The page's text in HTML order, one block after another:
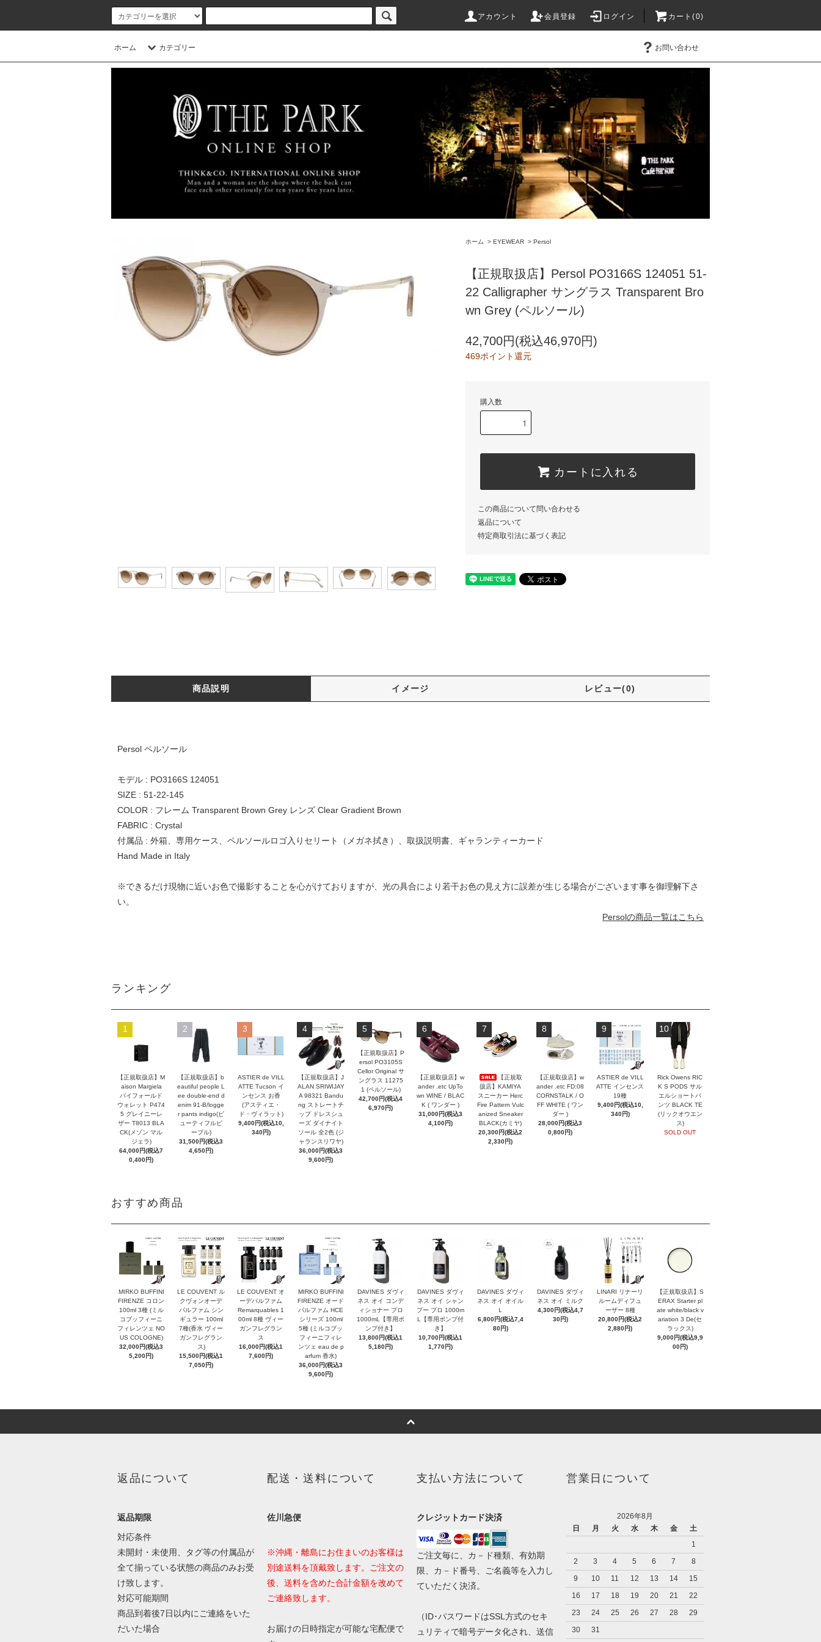
アカウント 会員登録 ログイン カート(0)
ホーム カテゴリー お問い合わせ
ホーム > EYEWEAR > Persol
【正規取扱店】Persol PO3166S 124051 51-
22 Calligrapher サングラス Transparent Bro
wn Grey (ペルソール)
42,700円(税込46,970円)
469ポイント還元
購入数
カートに入れる
この商品について問い合わせる
返品について
特定商取引法に基づく表記
商品説明 イメージ レビュー(0)
Persol ペルソール
モデル : PO3166S 124051
SIZE : 51-22-145
COLOR : フレーム Transparent Brown Grey レンズ Clear Gradient Brown
FABRIC : Crystal
付属品 : 外箱、専用ケース、ペルソールロゴ入りセリート（メガネ拭き）、取扱説明書、ギャランティーカード
Hand Made in Italy
※できるだけ現物に近いお色で撮影することを心がけておりますが、光の具合により若干お色の見え方に誤差が生じる場合がございます事を御理解下さ
い。
Persolの商品一覧はこちら
ランキング
1
【正規取扱店】M
aison Margiela
バイフォールド
ウォレット P474
5 グレイニーレ
ザー T8013 BLA
CK(メゾン マル
ジェラ)
64,000円(税込7
0,400円)
2
【正規取扱店】b
eautiful people L
ee double-end d
enim 91-B/logge
r pants indigo(ビ
ューティフルピ
ープル)
31,500円(税込3
4,650円)
3
ASTIER de VILL
ATTE Tucson イ
ンセンス お香
(アスティエ・
ド・ヴィラット)
9,400円(税込10,
340円)
4
【正規取扱店】J
ALAN SRIWIJAY
A 98321 Bandu
ng ストレートチ
ップ ドレスシュ
ーズ ダイナイト
ソール 全2色 (ジ
ャランスリワヤ)
36,000円(税込3
9,600円)
5
【正規取扱店】P
ersol PO3105S
Cellor Original サ
ングラス 11275
1 (ペルソール)
42,700円(税込4
6,970円)
6
【正規取扱店】w
ander .etc UpTo
wn WINE / BLAC
K ( ワンダー )
31,000円(税込3
4,100円)
7
【正規取
扱店】KAMIYA
スニーカー Herc
Fire Pattern Vulc
anized Sneaker
BLACK(カミヤ)
20,300円(税込2
2,330円)
8
【正規取扱店】w
ander .etc FD:08
CORNSTALK / O
FF WHITE ( ワン
ダー )
28,000円(税込3
0,800円)
9
ASTIER de VILL
ATTE インセンス
19種
9,400円(税込10,
340円)
10
Rick Owens RIC
K S PODS サル
エルショートパ
ンツ BLACK TE
(リックオウエン
ス)
SOLD OUT
おすすめ商品
MIRKO BUFFINI
FIRENZE コロン
100ml 3種 (ミル
コブッフィーニ
フィレンツェ NO
US COLOGNE)
32,000円(税込3
5,200円)
LE COUVENT ル
クヴォンオーデ
パルファム シン
ギュラー 100ml
7種(香水 ヴィー
ガンフレグラン
ス)
15,500円(税込1
7,050円)
LE COUVENT オ
ーデパルファム
Remarquables 1
00ml 8種 ヴィー
ガンフレグラン
ス
16,000円(税込1
7,600円)
MIRKO BUFFINI
FIRENZE オード
パルファム HCE
シリーズ 100ml
5種 (ミルコブッ
フィーニフィレ
ンツェ eau de p
arfum 香水)
36,000円(税込3
9,600円)
DAVINES ダヴィ
ネス オイ コンデ
ィショナー プロ
1000mL【専用ポ
ンプ付き】
13,800円(税込1
5,180円)
DAVINES ダヴィ
ネス オイ シャン
プー プロ 1000m
L【専用ポンプ付
き】
10,700円(税込1
1,770円)
DAVINES ダヴィ
ネス オイ オイル
Ｌ
6,800円(税込7,4
80円)
DAVINES ダヴィ
ネス オイ ミルク
4,300円(税込4,7
30円)
LINARI リナーリ
ルームディフュ
ーザー 8種
20,800円(税込2
2,880円)
【正規取扱店】S
ERAX Starter pl
ate white/black v
ariation 3 De(セ
ラックス)
9,000円(税込9,9
00円)
返品について
返品期限
対応条件
未開封・未使用、タグ等の付属品が
全て揃っている状態の商品のみお受
け致します。
対応可能期間
商品到着後7日以内にご連絡をいた
だいた場合
配送・送料について
佐川急便
※沖縄・離島にお住まいのお客様は
別途送料を頂戴致します。ご注文の
後、送料を含めた合計金額を改めて
ご連絡致します。
お届けの日時指定が可能な宅配便で
支払い方法について
クレジットカード決済
ご注文毎に、カ－ド種類、有効期
限、カ－ド番号、ご名義等を入力し
ていただく決済。
（ID･パスワードはSSL方式のセキ
ュリティで暗号データ化され、送信
営業日について
2026年8月
日
月 火 水 木 金
土
1
2
3 4 5 6 7
8
9
10 11 12 13 14
15
16
17 18 19 20 21
22
23
24 25 26 27 28
29
30
31